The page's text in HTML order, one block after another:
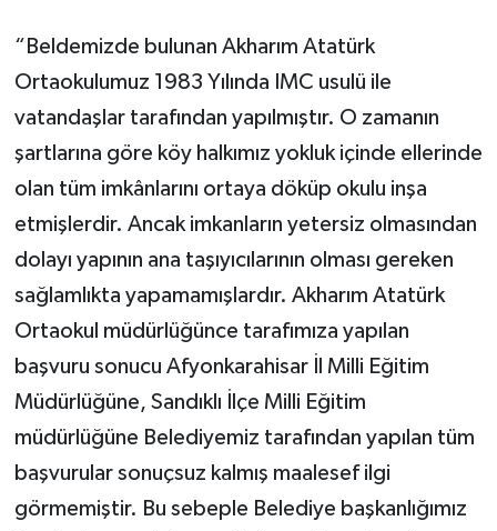
“Beldemizde bulunan Akharım Atatürk
Ortaokulumuz 1983 Yılında IMC usulü ile
vatandaşlar tarafından yapılmıştır. O zamanın
şartlarına göre köy halkımız yokluk içinde ellerinde
olan tüm imkânlarını ortaya döküp okulu inşa
etmişlerdir. Ancak imkanların yetersiz olmasından
dolayı yapının ana taşıyıcılarının olması gereken
sağlamlıkta yapamamışlardır. Akharım Atatürk
Ortaokul müdürlüğünce tarafımıza yapılan
başvuru sonucu Afyonkarahisar İl Milli Eğitim
Müdürlüğüne, Sandıklı İlçe Milli Eğitim
müdürlüğüne Belediyemiz tarafından yapılan tüm
başvurular sonuçsuz kalmış maalesef ilgi
görmemiştir. Bu sebeple Belediye başkanlığımız